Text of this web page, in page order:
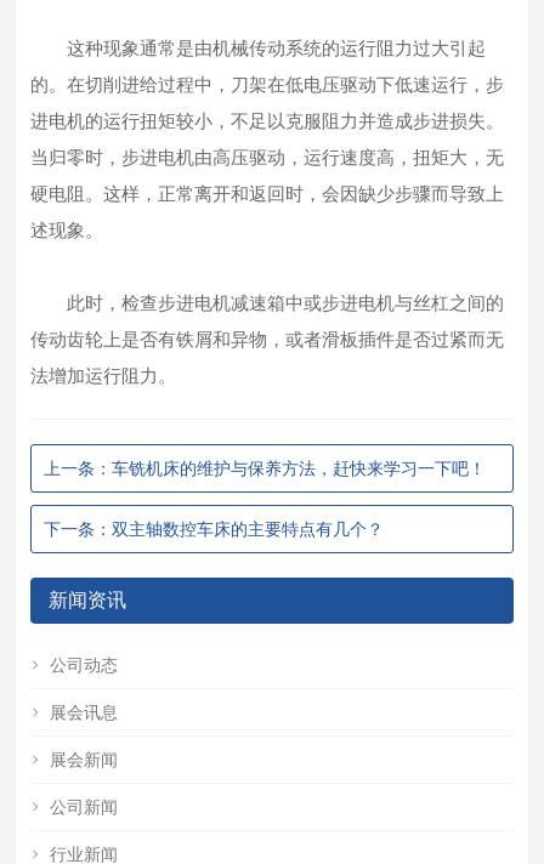
这种现象通常是由机械传动系统的运行阻力过大引起
的。在切削进给过程中，刀架在低电压驱动下低速运行，步
进电机的运行扭矩较小，不足以克服阻力并造成步进损失。
当归零时，步进电机由高压驱动，运行速度高，扭矩大，无
硬电阻。这样，正常离开和返回时，会因缺少步骤而导致上
述现象。
此时，检查步进电机减速箱中或步进电机与丝杠之间的
传动齿轮上是否有铁屑和异物，或者滑板插件是否过紧而无
法增加运行阻力。
上一条：车铣机床的维护与保养方法，赶快来学习一下吧！
下一条：双主轴数控车床的主要特点有几个？
新闻资讯
公司动态
展会讯息
展会新闻
公司新闻
行业新闻